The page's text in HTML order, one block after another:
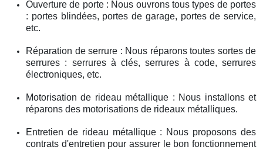
Ouverture de porte : Nous ouvrons tous types de portes
: portes blindées, portes de garage, portes de service,
etc.
Réparation de serrure : Nous réparons toutes sortes de
serrures : serrures à clés, serrures à code, serrures
électroniques, etc.
Motorisation de rideau métallique : Nous installons et
réparons des motorisations de rideaux métalliques.
Entretien de rideau métallique : Nous proposons des
contrats d'entretien pour assurer le bon fonctionnement